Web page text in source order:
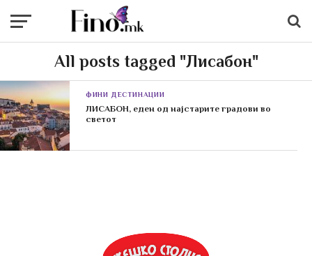
All posts tagged "Лисабон"
ФИНИ ДЕСТИНАЦИИ
ЛИСАБОН, еден од најстарите градови во
светот